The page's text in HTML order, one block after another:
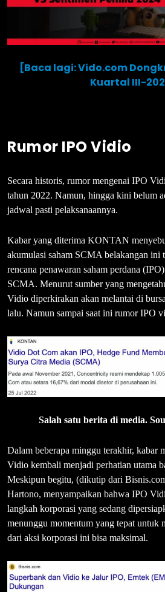
[Baca lagi: Vido.com
Kuartal III-
Rumor IPO Vidio
Secara historis, rumor mengenai IPO
tahun 2022. Namun, hingga kini belum
jadwal pasti pelaksanaannya.
Kabar yang diterima KONTAN
akumulasi saham SCMA belakangan ini
rencana penawaran saham perdana
SCMA. Menurut sumber yang
Vidio diperkirakan akan melantai di
lalu. Namun sampai saat ini rumor IPO
Salah satu berita di media.
Dalam beberapa minggu terakhir, kabar
Vidio kembali menjadi perhatian utama
Meskipun begitu, (dikutip dari
Hartono, menyampaikan bahwa IPO
langkah korporasi yang sedang
menunggu momentum yang tepat untuk
dari aksi korporasi ini bisa maksimal.